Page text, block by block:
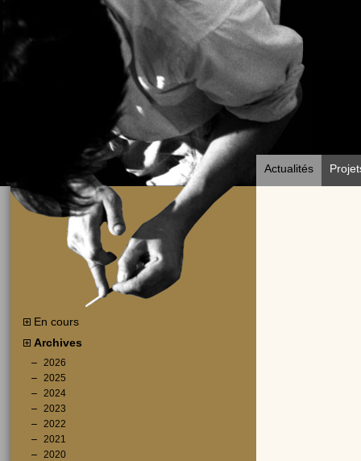
Actualités
En cours
Archives
2026
2025
2024
2023
2022
2021
2020